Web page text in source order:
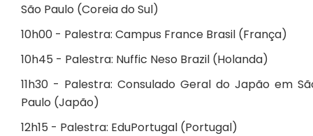
São Paulo (Coreia do Sul)
10h00 - Palestra: Campus France Brasil (França)
10h45 - Palestra: Nuffic Neso Brazil (Holanda)
11h30 - Palestra: Consulado Geral do Japão em
Paulo (Japão)
12h15 - Palestra: EduPortugal (Portugal)